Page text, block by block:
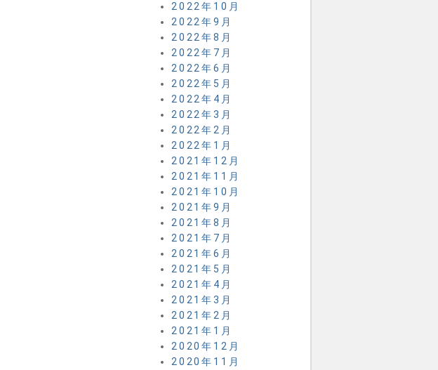
2022年10月
2022年9月
2022年8月
2022年7月
2022年6月
2022年5月
2022年4月
2022年3月
2022年2月
2022年1月
2021年12月
2021年11月
2021年10月
2021年9月
2021年8月
2021年7月
2021年6月
2021年5月
2021年4月
2021年3月
2021年2月
2021年1月
2020年12月
2020年11月